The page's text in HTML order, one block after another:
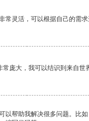
常灵活，可以根据自己的需求
庞大，我可以结识到来自世
以帮助我解决很多问题。比